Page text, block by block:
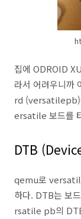
집에 ODROID
라서 어려우니
rd (versatilepb)
ersatile 보드를
DTB
qemu로
하다. DTB는 보
rsatile pb의